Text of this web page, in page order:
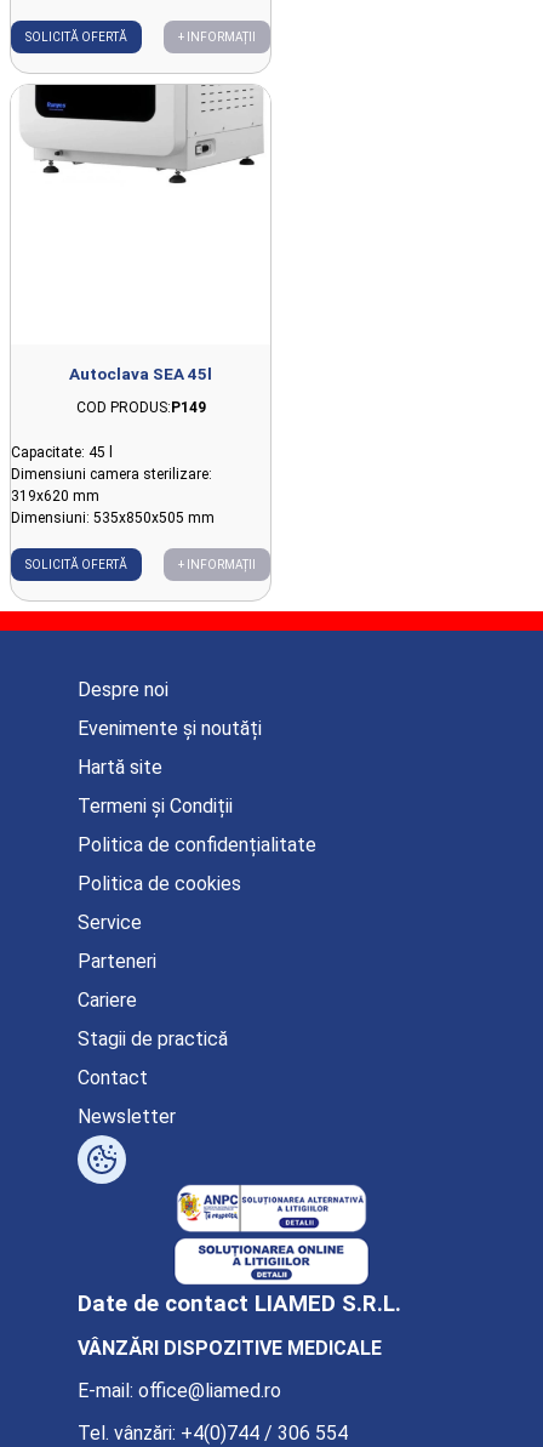
SOLICITĂ OFERTĂ + INFORMAȚII
Autoclava SEA 45l
COD PRODUS:P149
Capacitate: 45 l
Dimensiuni camera sterilizare:
319x620 mm
Dimensiuni: 535x850x505 mm
SOLICITĂ OFERTĂ + INFORMAȚII
Date de contact LIAMED S.R.L.
VÂNZĂRI DISPOZITIVE MEDICALE
E-mail: office@liamed.ro
Tel. vânzări: +4(0)744 / 306 554
Despre noi
Evenimente și noutăți
Hartă site
Termeni și Condiții
Politica de confidențialitate
Politica de cookies
Service
Parteneri
Cariere
Stagii de practică
Contact
Newsletter